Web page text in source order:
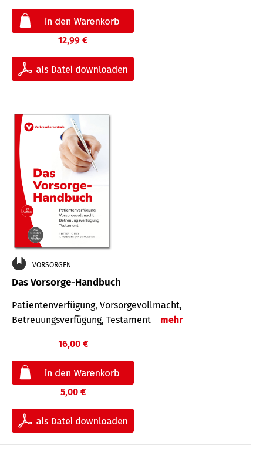
12,99 €
VORSORGEN
Das Vorsorge-Handbuch
Patientenverfügung, Vorsorgevollmacht,
Betreuungsverfügung, Testament
mehr
16,00 €
5,00 €